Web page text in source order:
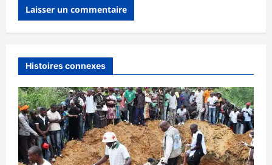
Histoires connexes